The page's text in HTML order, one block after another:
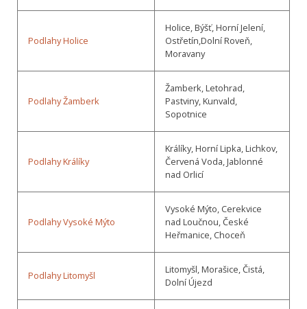
Podlahy Holice
Holice, Býšť, Horní Jelení,
Ostřetín,Dolní Roveň,
Moravany
Podlahy Žamberk
Žamberk, Letohrad,
Pastviny, Kunvald,
Sopotnice
Podlahy Králíky
Králíky, Horní Lipka, Lichkov,
Červená Voda, Jablonné
nad Orlicí
Podlahy Vysoké Mýto
Vysoké Mýto, Cerekvice
nad Loučnou, České
Heřmanice, Choceň
Podlahy Litomyšl
Litomyšl, Morašice, Čistá,
Dolní Újezd